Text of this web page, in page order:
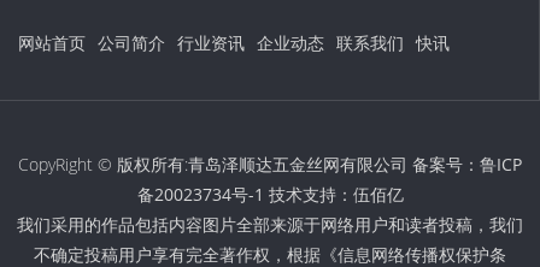
网站首页 公司简介 行业资讯 企业动态 联系我们 快讯
CopyRight © 版权所有:青岛泽顺达五金丝网有限公司 备案号： 鲁ICP
备20023734号-1 技术支持： 伍佰亿
我们采用的作品包括内容图片全部来源于网络用户和读者投稿，我们
不确定投稿用户享有完全著作权，根据《信息网络传播权保护条